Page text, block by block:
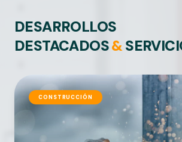
DESARROLLOS
DESTACADOS&
CONSTRUCCIÓN